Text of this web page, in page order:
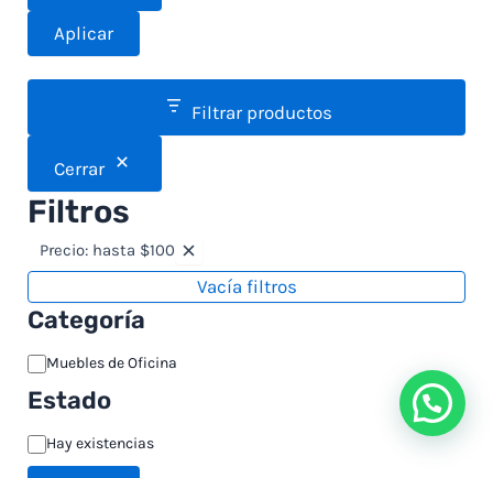
Aplicar
Filtrar productos
Cerrar
Filtros
Precio: hasta $100
Vacía filtros
Categoría
Muebles de Oficina
Estado
Hay existencias